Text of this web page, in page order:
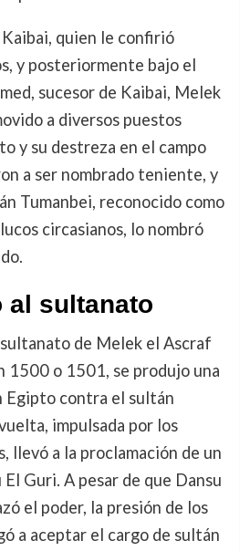
quien le confirió
y posteriormente bajo el
sucesor de Kaibai, Melek
a diversos puestos
y su destreza en el campo
a ser nombrado teniente, y
Tumanbei, reconocido como
circasianos, lo nombró
al sultanato
de Melek el Ascraf
1500 o 1501, se produjo una
contra el sultán
impulsada por los
llevó a la proclamación de un
Guri. A pesar de que Dansu
el poder, la presión de los
a aceptar el cargo de sultán